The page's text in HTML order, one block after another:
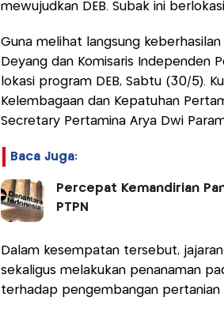
mewujudkan DEB. Subak ini
Guna melihat langsung keberhasilan
Deyang dan Komisaris Independen
lokasi program DEB, Sabtu (30/5).
Kelembagaan dan Kepatuhan
Secretary Pertamina Arya Dwi
Baca Juga:
Percepat Kemandirian
PTPN
Dalam kesempatan tersebut,
sekaligus melakukan penanaman
terhadap pengembangan